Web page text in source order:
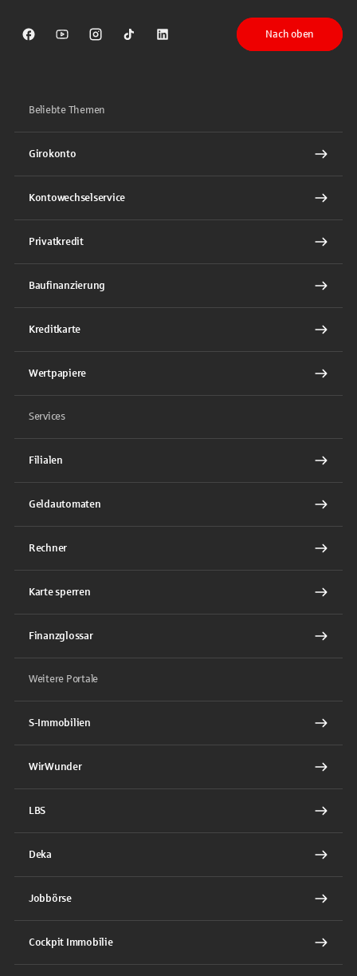
Sparkasse auf Facebook
Sparkasse auf Youtube
Sparkasse auf Instagram
Sparkasse auf TikTok
Sparkasse auf LinkedIn
Nach oben
Beliebte Themen
Girokonto
Kontowechselservice
Privatkredit
Baufinanzierung
Kreditkarte
Wertpapiere
Services
Filialen
Geldautomaten
Rechner
Karte sperren
Finanzglossar
Weitere Portale
S-Immobilien
WirWunder
LBS
Deka
Jobbörse
Cockpit Immobilie